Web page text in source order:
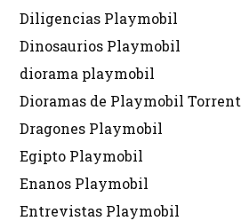
Diligencias Playmobil
Dinosaurios Playmobil
diorama playmobil
Dioramas de Playmobil Torrent
Dragones Playmobil
Egipto Playmobil
Enanos Playmobil
Entrevistas Playmobil